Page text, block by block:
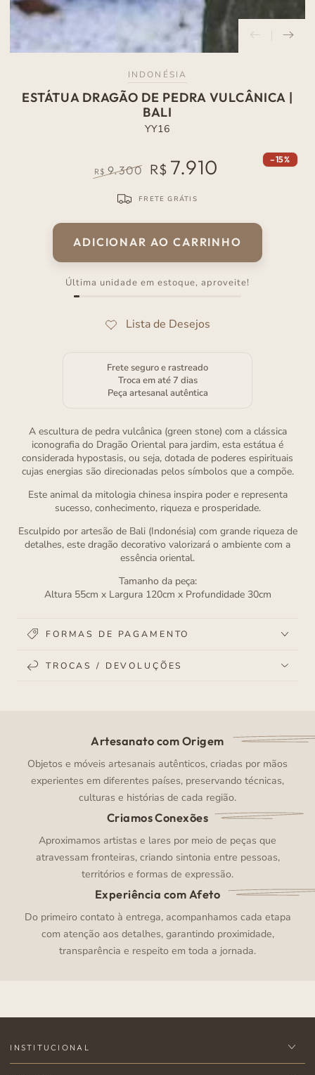
INDONÉSIA
ESTÁTUA DRAGÃO DE PEDRA VULCÂNICA |
BALI
YY16
normal
R$ 9.300
de
R$ 7.910 –15%
FRETE GRÁTIS
ADICIONAR AO CARRINHO
Última unidade em estoque, aproveite!
Frete seguro e rastreado
Troca em até 7 dias
Peça artesanal autêntica
A escultura de pedra vulcânica (green stone) com a clássica
iconografia do Dragão Oriental para jardim, esta estátua é
considerada hypostasis, ou seja, dotada de poderes espirituais
cujas energias são direcionadas pelos símbolos que a compõe.
Este animal da mitologia chinesa inspira poder e representa
sucesso, conhecimento, riqueza e prosperidade.
Esculpido por artesão de Bali (Indonésia) com grande riqueza de
detalhes, este dragão decorativo valorizará o ambiente com a
essência oriental.
Tamanho da peça:
Altura 55cm x Largura 120cm x Profundidade 30cm
FORMAS DE PAGAMENTO
TROCAS / DEVOLUÇÕES
Artesanato com Origem
Objetos e móveis artesanais autênticos, criadas por mãos
experientes em diferentes países, preservando técnicas,
culturas e histórias de cada região.
Criamos Conexões
Aproximamos artistas e lares por meio de peças que
atravessam fronteiras, criando sintonia entre pessoas,
territórios e formas de expressão.
Experiência com Afeto
Do primeiro contato à entrega, acompanhamos cada etapa
com atenção aos detalhes, garantindo proximidade,
transparência e respeito em toda a jornada.
INSTITUCIONAL